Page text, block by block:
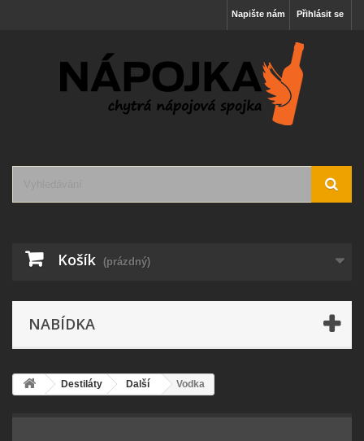
Přihlásit se
Napište nám
Košík (prázdný)
NABÍDKA
Destiláty Další Vodka